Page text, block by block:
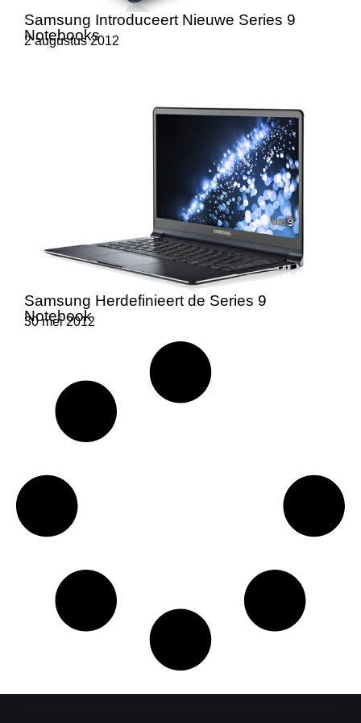
Samsung Introduceert Nieuwe Series 9
Notebooks
2 augustus 2012
Samsung Herdefinieert de Series 9
Notebook
30 mei 2012